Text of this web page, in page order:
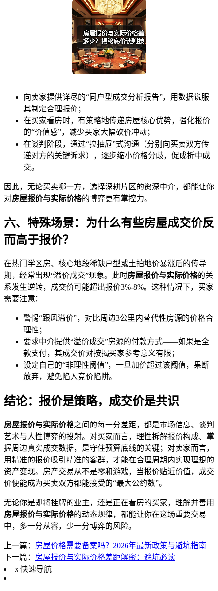
向卖家提供详尽的“同户型成交分析报告”，用数据说服
其制定合理报价；
在买家看房时，有策略地传递房屋核心优势，强化报价
的“价值感”，减少买家大幅砍价冲动；
在谈判阶段，通过“拉抽屉”式沟通（分别向买卖双方传
递对方的关键诉求），逐步缩小价格分歧，促成折中成
交。
因此，无论买卖哪一方，选择深耕片区的资深中介，都能让你
对房屋报价与实际价格的博弈更有掌控力。
六、特殊场景：为什么有些房屋成交价反
而高于报价？
在热门学区房、核心地段稀缺户型或土拍地价暴涨后的传导
期，经常出现“溢价成交”现象。此时房屋报价与实际价格的关
系发生逆转，成交价可能超出报价3%-8%。这种情况下，买家
需要注意：
警惕“跟风溢价”，对比周边3公里内替代性房源的价格合
理性；
要求中介提供“溢价成交”房源的付款方式——如果是全
款支付，其成交价对按揭买家参考意义有限；
设定自己的“非理性阈值”，一旦加价超过该阈值，果断
放弃，避免陷入竞价陷阱。
结论：报价是策略，成交价是共识
房屋报价与实际价格之间的每一分差距，都是市场信息、谈判
艺术与人性博弈的投射。对买家而言，理性拆解报价构成、掌
握周边真实成交数据，是守住预算底线的关键；对卖家而言，
用精准的报价吸引精准的客群，才能在合理周期内实现理想的
资产变现。房产交易从不是零和游戏，当报价贴近价值，成交
价便能成为买卖双方都能接受的“最大公约数”。
无论你是即将挂牌的业主，还是正在看房的买家，理解并善用
房屋报价与实际价格的动态规律，都能让你在这场重要交易
中，多一分从容，少一分博弈的风险。
上一篇： 房屋价格需要备案吗？2026年最新政策与避坑指南
下一篇： 房屋报价与实际价格差距解密：避坑必读
x 快速导航